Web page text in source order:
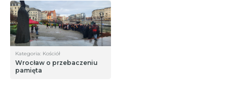
Kategoria: Kościół
Wrocław o przebaczeniu
pamięta